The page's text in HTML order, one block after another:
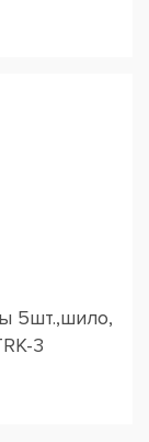
5шт.,шило,
3